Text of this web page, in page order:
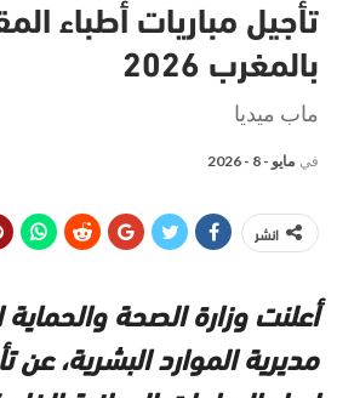
تأجيل مباريات أطباء
بالمغرب 2026
ماب ميديا
في مايو - 8 - 2026
انشر
أعلنت وزارة الصحة والحماية
مديرية الموارد البشرية، عن